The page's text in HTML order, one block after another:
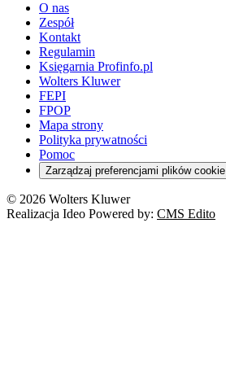
O nas
Zespół
Kontakt
Regulamin
Księgarnia Profinfo.pl
Wolters Kluwer
FEPI
FPOP
Mapa strony
Polityka prywatności
Pomoc
Zarządzaj preferencjami plików cookie
© 2026 Wolters Kluwer
Realizacja Ideo Powered by: CMS Edito